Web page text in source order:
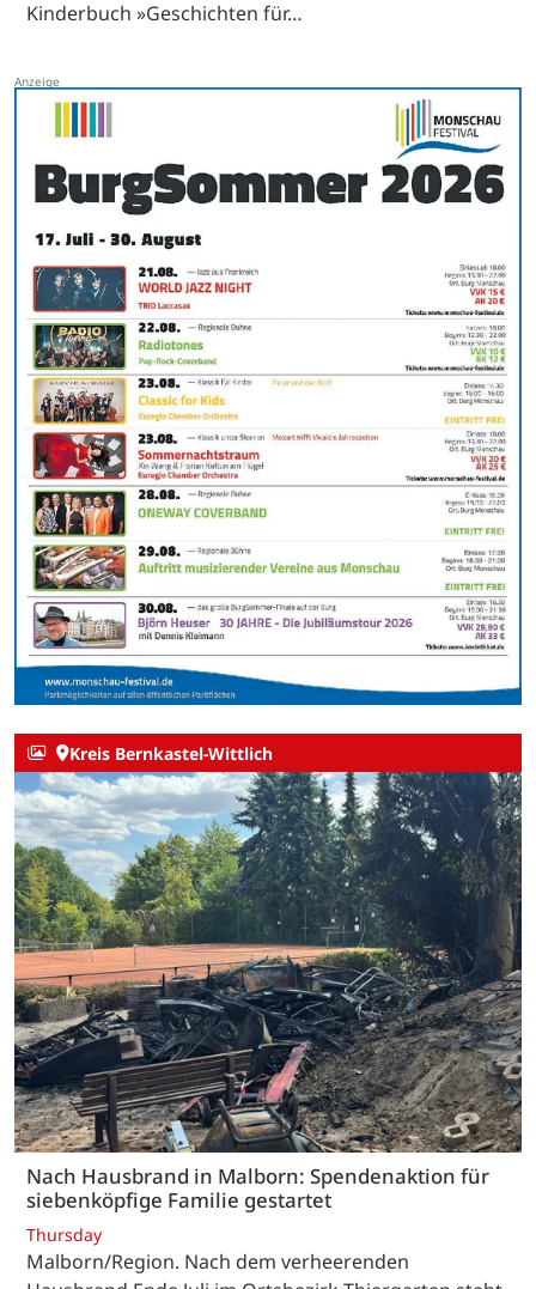
Kinderbuch »Geschichten für…
Kreis Bernkastel-Wittlich
Nach Hausbrand in Malborn: Spendenaktion für
siebenköpfige Familie gestartet
Thursday
Malborn/Region. Nach dem verheerenden